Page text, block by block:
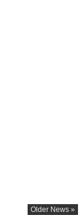
Older News »